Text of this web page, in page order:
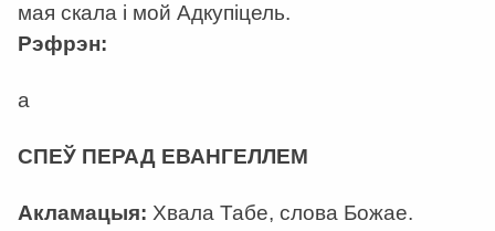
мая скала і мой Адкупіцель.
Рэфрэн:
a
СПЕЎ ПЕРАД ЕВАНГЕЛЛЕМ
Акламацыя: Хвала Табе, слова Божае.